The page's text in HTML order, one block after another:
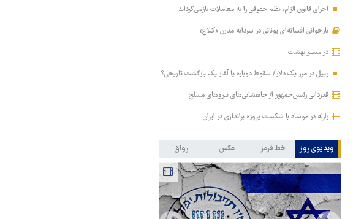
اجرای قانون الزام، نظم حقوقی را به معاملات بازمی‌گرداند
بازخوانی افسانه‌ای یونانی در سردابه مدرن «کلاغ»
در مسیر بهشت
ریپل در مرز یک دلار/ سقوط دوباره یا آغاز یک بازگشت تاریخی؟
قدردانی رئیس‌جمهور از جانفشانی‌های نیروهای مسلح
زلزله در موساد با شکست پروژه براندازی در ایران
ویدیوی روز خط قرمز عکس رواق